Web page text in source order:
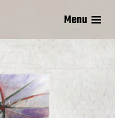
Menu